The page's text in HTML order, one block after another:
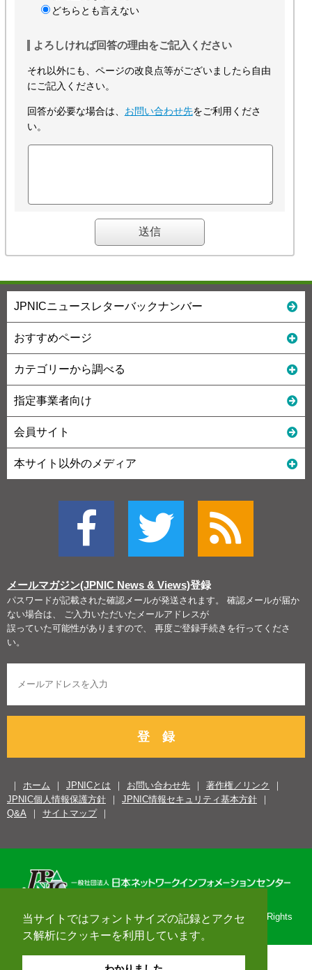
当サイトではフォントサイズの記録とアクセ
ス解析にクッキーを利用しています。
どちらとも言えない
よろしければ回答の理由をご記入ください
それ以外にも、ページの改良点等がございましたら自由
にご記入ください。
回答が必要な場合は、 お問い合わせ先をご利用くださ
い。
JPNICニュースレターバックナンバー
おすすめページ
カテゴリーから調べる
指定事業者向け
会員サイト
本サイト以外のメディア
メールマガジン(JPNIC News & Views)登録
パスワードが記載された確認メールが発送されます。 確認メールが届か
ない場合は、 ご入力いただいたメールアドレスが
誤っていた可能性がありますので、 再度ご登録手続きを行ってくださ
い。
登 録
ホーム JPNICとは お問い合わせ先
著作権／リンク
JPNIC個人情報保護方針
JPNIC情報セキュリティ基本方針
Q&A
サイトマップ
Copyright© 1996-2026 Japan Network Information Center. All Rights
Reserved.